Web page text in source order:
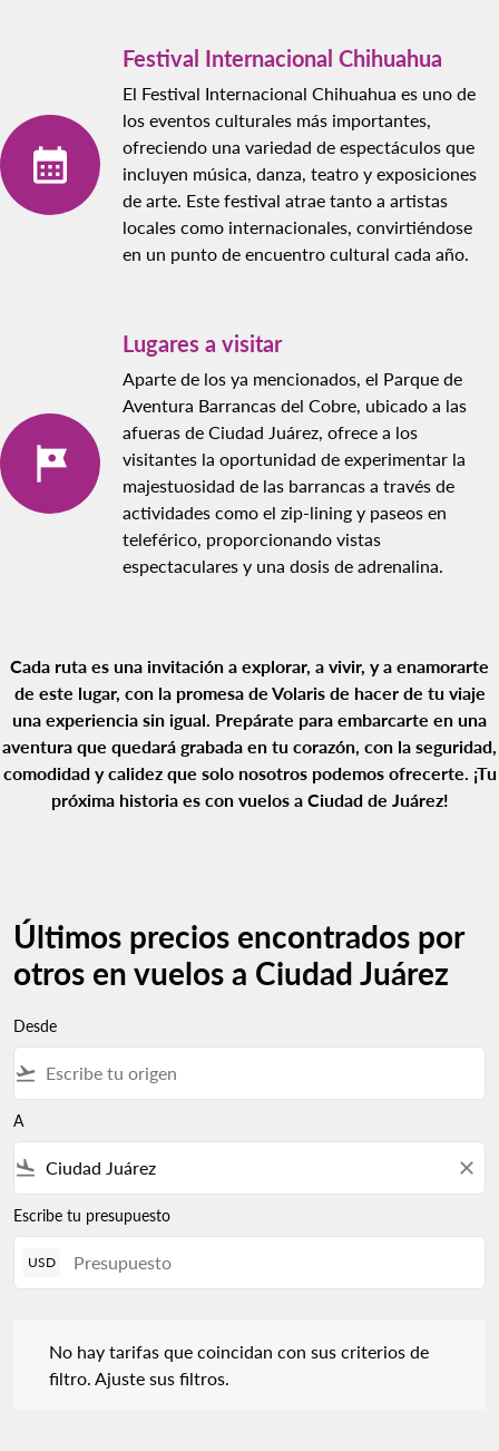
Festival Internacional Chihuahua
El Festival Internacional Chihuahua es uno de
los eventos culturales más importantes,
ofreciendo una variedad de espectáculos que
incluyen música, danza, teatro y exposiciones
de arte. Este festival atrae tanto a artistas
locales como internacionales, convirtiéndose
en un punto de encuentro cultural cada año.
Lugares a visitar
Aparte de los ya mencionados, el Parque de
Aventura Barrancas del Cobre, ubicado a las
afueras de Ciudad Juárez, ofrece a los
visitantes la oportunidad de experimentar la
majestuosidad de las barrancas a través de
actividades como el zip-lining y paseos en
teleférico, proporcionando vistas
espectaculares y una dosis de adrenalina.
Cada ruta es una invitación a explorar, a vivir, y a enamorarte
de este lugar, con la promesa de Volaris de hacer de tu viaje
una experiencia sin igual. Prepárate para embarcarte en una
aventura que quedará grabada en tu corazón, con la seguridad,
comodidad y calidez que solo nosotros podemos ofrecerte. ¡Tu
próxima historia es con vuelos a Ciudad de Juárez!
Últimos precios encontrados por
otros en vuelos a Ciudad Juárez
Desde
flight_takeoff
A
flight_land close
Escribe tu presupuesto
USD
No hay tarifas que coincidan con sus criterios de
filtro. Ajuste sus filtros.